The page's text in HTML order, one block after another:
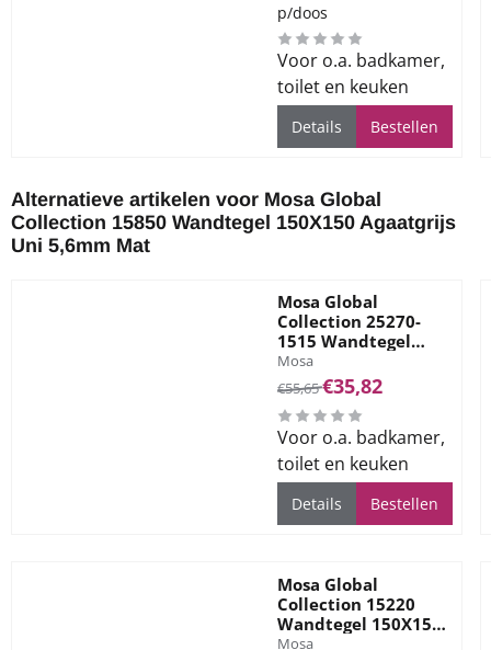
p/doos
Voor o.a. badkamer,
toilet en keuken
Details Bestellen
Alternatieve artikelen voor Mosa Global
Collection 15850 Wandtegel 150X150 Agaatgrijs
Uni 5,6mm Mat
Mosa Global
Collection 25270-
1515 Wandtegel
150X150 White Grey
Mat 5,6mm
Merk:
Mosa
Van 55,65 voor 35,82
€55,65€35,82
Voor o.a. badkamer,
toilet en keuken
Details Bestellen
Mosa Global
Collection 15220
Wandtegel 150X150
Grijs Uni 5,6mm Mat
Merk:
Mosa